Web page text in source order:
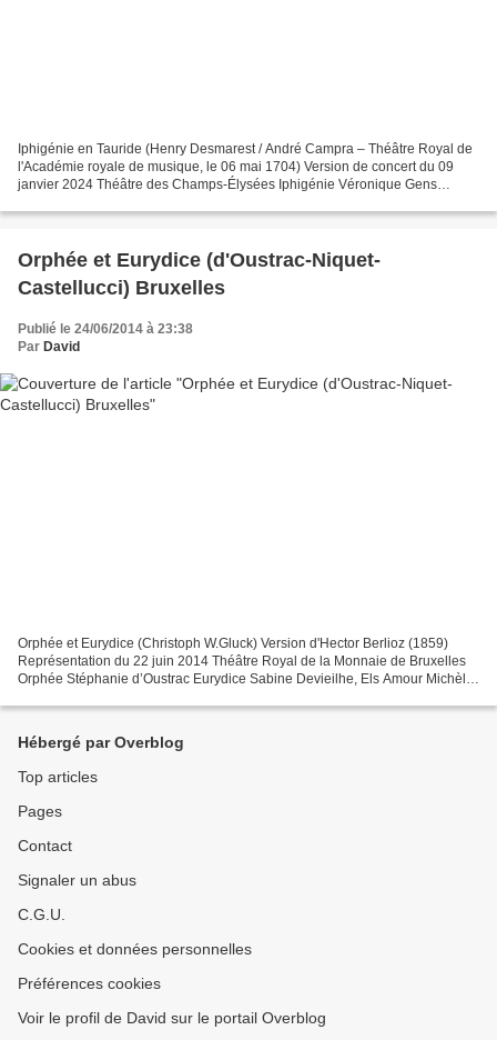
Iphigénie en Tauride (Henry Desmarest / André Campra – Théâtre Royal de
l'Académie royale de musique, le 06 mai 1704) Version de concert du 09
janvier 2024 Théâtre des Champs-Élysées Iphigénie Véronique Gens
Orphée et Eurydice (d'Oustrac-Niquet-
Castellucci) Bruxelles
Publié le 24/06/2014 à 23:38
Par David
Orphée et Eurydice (Christoph W.Gluck) Version d'Hector Berlioz (1859)
Représentation du 22 juin 2014 Théâtre Royal de la Monnaie de Bruxelles
Orphée Stéphanie d’Oustrac Eurydice Sabine Devieilhe, Els Amour Michèle
Hébergé par Overblog
Top articles
Pages
Contact
Signaler un abus
C.G.U.
Cookies et données personnelles
Préférences cookies
Voir le profil de David sur le portail Overblog